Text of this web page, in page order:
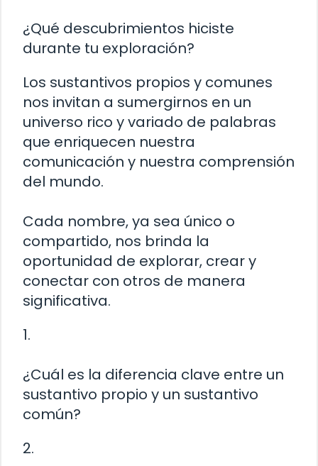
¿Qué descubrimientos hiciste
durante tu exploración?
Los sustantivos propios y comunes
nos invitan a sumergirnos en un
universo rico y variado de palabras
que enriquecen nuestra
comunicación y nuestra comprensión
del mundo.
Cada nombre, ya sea único o
compartido, nos brinda la
oportunidad de explorar, crear y
conectar con otros de manera
significativa.
1.
¿Cuál es la diferencia clave entre un
sustantivo propio y un sustantivo
común?
2.